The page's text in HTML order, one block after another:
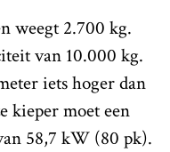
weegt 2.700 kg.
van 10.000 kg.
iets hoger dan
kieper moet een
58,7 kW (80 pk).